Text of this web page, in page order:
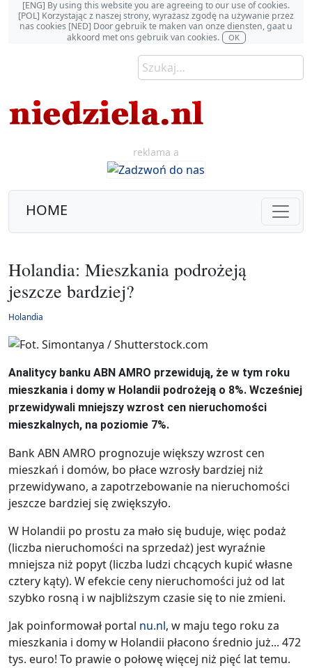
[ENG] By using this website you are agreeing to our use of cookies.
[POL] Korzystając z naszej strony, wyrażasz zgodę na używanie przez
nas cookies [NED] Door gebruik te maken van onze diensten, gaat u
akkoord met ons gebruik van cookies.
OK
reklama a
HOME
Holandia: Mieszkania podrożeją
jeszcze bardziej?
Holandia
Analitycy banku ABN AMRO przewidują, że w tym roku
mieszkania i domy w Holandii podrożeją o 8%. Wcześniej
przewidywali mniejszy wzrost cen nieruchomości
mieszkalnych, na poziomie 7%.
Bank ABN AMRO prognozuje większy wzrost cen
mieszkań i domów, bo płace wzrosły bardziej niż
przewidywano, a zapotrzebowanie na nieruchomości
jeszcze bardziej się zwiększyło.
W Holandii po prostu za mało się buduje, więc podaż
(liczba nieruchomości na sprzedaż) jest wyraźnie
mniejsza niż popyt (liczba ludzi chcących kupić własne
cztery kąty). W efekcie ceny nieruchomości już od lat
szybko rosną i w najbliższym czasie się to nie zmieni.
Jak poinformował portal nu.nl, w maju tego roku za
mieszkania i domy w Holandii płacono średnio już... 472
tys. euro! To prawie o połowę więcej niż pięć lat temu.